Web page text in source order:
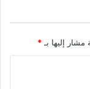
مشار إليها بـ *